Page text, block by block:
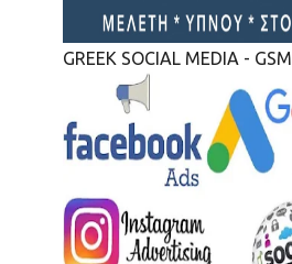
GREEK SOCIAL MEDIA - GSM